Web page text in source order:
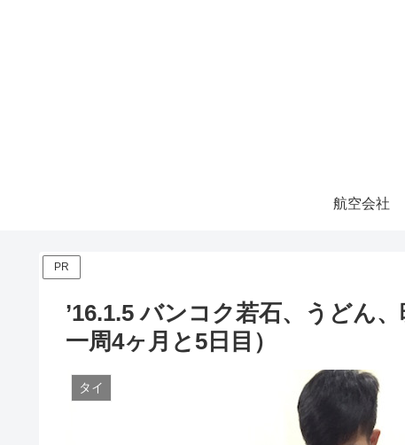
航空会社
PR
’16.1.5 バンコク若石、うどん
一周4ヶ月と5日目）
タイ